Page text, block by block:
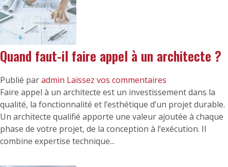
Quand faut-il faire appel à un architecte ?
Publié paradmin Laissez vos commentaires
Faire appel à un architecte est un investissement dans la
qualité, la fonctionnalité et l’esthétique d’un projet durable.
Un architecte qualifié apporte une valeur ajoutée à chaque
phase de votre projet, de la conception à l’exécution. Il
combine expertise technique...